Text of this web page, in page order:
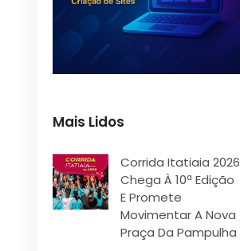
Mais Lidos
Corrida Itatiaia 2026
Chega À 10ª Edição
E Promete
Movimentar A Nova
Praça Da Pampulha